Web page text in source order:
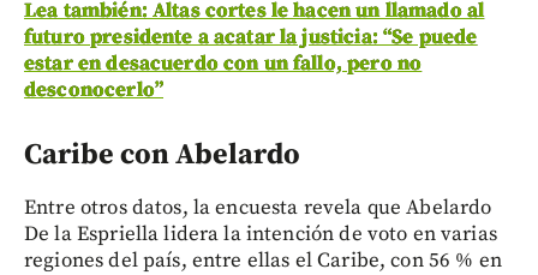
Lea también: Altas cortes le hacen un llamado al
futuro presidente a acatar la justicia: “Se puede
estar en desacuerdo con un fallo, pero no
desconocerlo”
Caribe con Abelardo
Entre otros datos, la encuesta revela que Abelardo
De la Espriella lidera la intención de voto en varias
regiones del país, entre ellas el Caribe, con 56 % en